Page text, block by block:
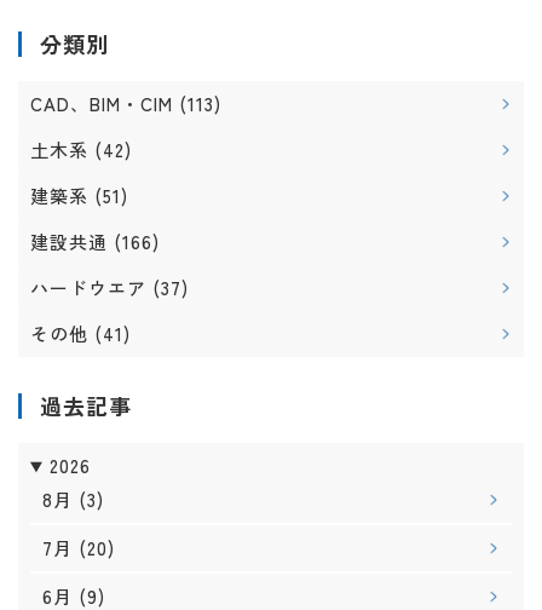
分類別
CAD、BIM・CIM (113)
土木系 (42)
建築系 (51)
建設共通 (166)
ハードウエア (37)
その他 (41)
過去記事
2026
8月 (3)
7月 (20)
6月 (9)